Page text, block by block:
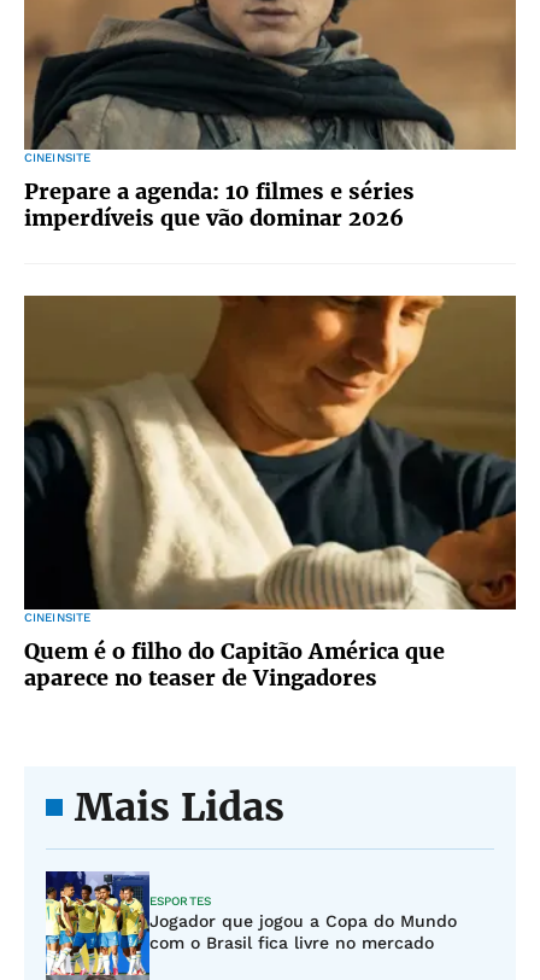
CINEINSITE
Prepare a agenda: 10 filmes e séries
imperdíveis que vão dominar 2026
CINEINSITE
Quem é o filho do Capitão América que
aparece no teaser de Vingadores
Mais Lidas
ESPORTES
Jogador que jogou a Copa do Mundo
com o Brasil fica livre no mercado